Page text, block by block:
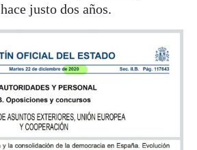
hace justo dos años.